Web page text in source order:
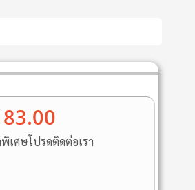
เศษโปรดติดต่อเรา